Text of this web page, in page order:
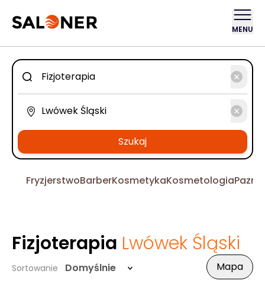
MENU
Szukaj
FryzjerstwoBarberKosmetykaKosmetologia
Fizjoterapia Lwówek Śląski
Sortowanie Domyślnie Mapa